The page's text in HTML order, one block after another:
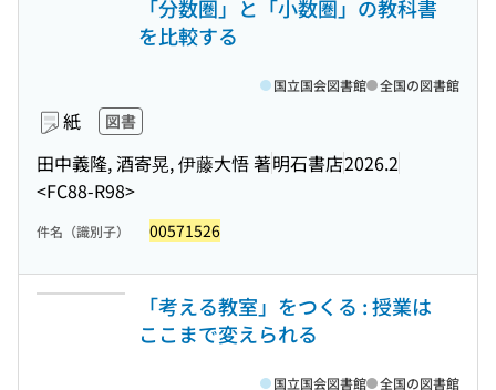
「分数圏」と「小数圏」の教科書
を比較する
紙 図書
田中義隆, 酒寄晃, 伊藤大悟 著明石書店2026.2
<FC88-R98>
国立国会図書館 全国の図書館
件名（識別子） 00571526
「考える教室」をつくる : 授業は
ここまで変えられる
国立国会図書館 全国の図書館